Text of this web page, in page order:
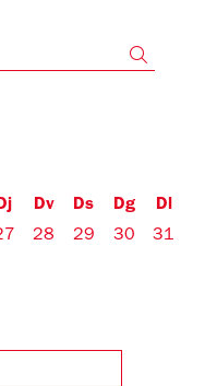
Dv
28
Ds
29
Dg
30
Dl
31